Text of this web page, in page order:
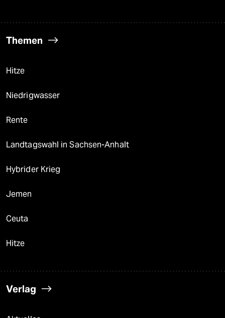
Themen
Hitze
Niedrigwasser
Rente
Landtagswahl in Sachsen-Anhalt
Hybrider Krieg
Jemen
Ceuta
Hitze
Verlag